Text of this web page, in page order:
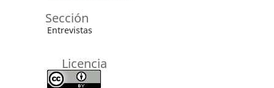
Sección
Entrevistas
Licencia